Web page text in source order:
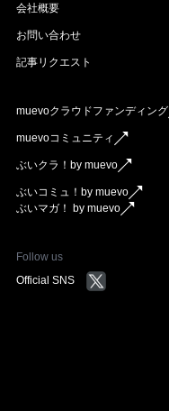
会社概要
お問い合わせ
記事リクエスト
muevoクラウドファンディング
muevoコミュニティ
ぶいクラ！by muevo
ぶいコミュ！by muevo
ぶいマガ！ by muevo
Follow us
Official SNS